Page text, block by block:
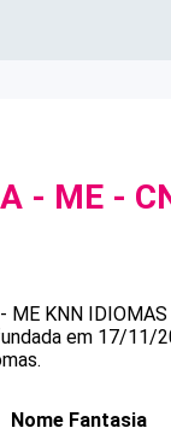
- ME -
ME KNN IDIOMAS
em 17/11/
Nome Fantasia